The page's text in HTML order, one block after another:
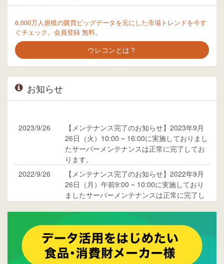
6,000万人規模の購買ビッグデータを元にした市場トレンドを今す
ぐチェック。会員登録 無料。
ウレコンとは？
お知らせ
2023/9/26
【メンテナンス完了のお知らせ】2023年9月
26日（火）10:00 ~ 16:00に実施しておりまし
たサーバーメンテナンスは正常に完了してお
ります。
2022/9/26
【メンテナンス完了のお知らせ】2022年9月
26日（月）午前9:00 ~ 10:00に実施しており
ましたサーバーメンテナンスは正常に完了し
ご覧ください。
2015/10/19
ウレコンのサイト機能を大幅バージョンアッ
プ。詳細はこちら。⇒告知ページへ